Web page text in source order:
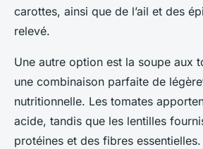
carottes, ainsi que de l’ail et des
relevé.
Une autre option est la soupe aux
une combinaison parfaite de
nutritionnelle. Les tomates
acide, tandis que les lentilles
protéines et des fibres essentielles.